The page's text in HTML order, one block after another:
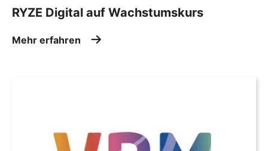
RYZE Digital auf Wachstumskurs
Mehr erfahren